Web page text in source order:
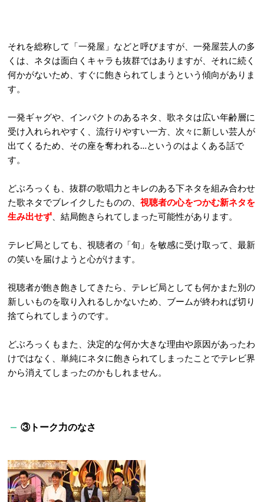
それを総称して「一発屋」などと呼びますが、一発屋芸人の多
くは、ネタは面白くキャラも抜群ではありますが、それに続く
何かがないため、すぐに飽きられてしまうという傾向がありま
す。
一発ギャグや、インパクトのあるネタ、歌ネタは広い年齢層に
受け入れられやすく、流行りやすい一方、次々に新しい芸人が
出てくるため、その座を奪われる…というのはよくある話で
す。
どぶろっくも、抜群の歌唱力とキレのある下ネタを組み合わせ
た歌ネタでブレイクしたものの、 視聴者の心をつかむ新ネタを
生み出せず 、結局飽きられてしまった可能性があります。
テレビ局としても、視聴者の「旬」を敏感に受け取って、最新
の笑いを届けようと心がけます。
視聴者が飽き飽きしてきたら、テレビ局としても何かまた別の
新しいものを取り入れるしかないため、ブームが終われば切り
捨てられてしまうのです。
どぶろっくもまた、決定的な何か大きな理由や原因があったわ
けではなく、単純にネタに飽きられてしまったことでテレビ界
から消えてしまったのかもしれません。
③トーク力のなさ